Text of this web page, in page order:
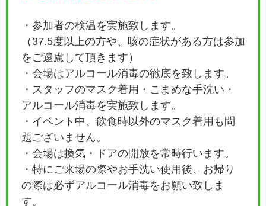
・参加者の検温を実施致します。
（37.5度以上の方や、咳の症状がある方は参加
をご遠慮して頂きます）
・会場はアルコール消毒の徹底を致します。
・ スタッフのマスク着用・こまめな手洗い・
アルコール消毒を実施致します。
・イベント中、飲食時以外のマスク着用も問
題ございません。
・会場は換気・ドアの開放を常時行います。
・特にご来場の際やお手洗い使用後、お帰り
の際は必ずアルコール消毒をお願い致しま
す。